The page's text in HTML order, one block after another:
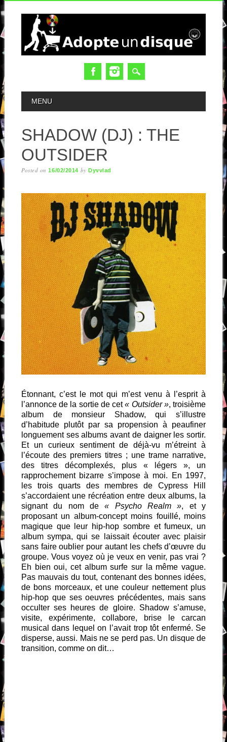
MAIN MENU
MENU
SHADOW (DJ) : THE
OUTSIDER
Posted on16/02/2014 byDyvvlad
Étonnant, c’est le mot qui m’est venu à l’esprit à
l’annonce de la sortie de cet« Outsider », troisième
album de monsieur Shadow, qui s’illustre
d’habitude plutôt par sa propension à peaufiner
longuement ses albums avant de daigner les sortir.
Et un curieux sentiment de déjà-vu m’étreint à
l’écoute des premiers titres ; une trame narrative,
des titres décomplexés, plus « légers », un
rapprochement bizarre s’impose à moi. En 1997,
les trois quarts des membres de Cypress Hill
s’accordaient une récréation entre deux albums, la
signant du nom de« Psycho Realm », et y
proposant un album-concept moins fouillé, moins
magique que leur hip-hop sombre et fumeux, un
album sympa, qui se laissait écouter avec plaisir
sans faire oublier pour autant les chefs d’œuvre du
groupe. Vous voyez où je veux en venir, pas vrai ?
Eh bien oui, cet album surfe sur la même vague.
Pas mauvais du tout, contenant des bonnes idées,
de bons morceaux, et une couleur nettement plus
hip-hop que ses oeuvres précédentes, mais sans
occulter ses heures de gloire. Shadow s’amuse,
visite, expérimente, collabore, brise le carcan
musical dans lequel on l’avait trop tôt enfermé. Se
disperse, aussi. Mais ne se perd pas. Un disque de
transition, comme on dit…